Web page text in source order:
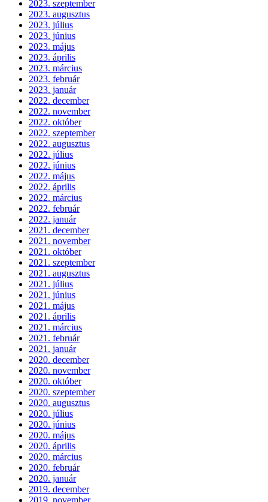
2023. szeptember
2023. augusztus
2023. július
2023. június
2023. május
2023. április
2023. március
2023. február
2023. január
2022. december
2022. november
2022. október
2022. szeptember
2022. augusztus
2022. július
2022. június
2022. május
2022. április
2022. március
2022. február
2022. január
2021. december
2021. november
2021. október
2021. szeptember
2021. augusztus
2021. július
2021. június
2021. május
2021. április
2021. március
2021. február
2021. január
2020. december
2020. november
2020. október
2020. szeptember
2020. augusztus
2020. július
2020. június
2020. május
2020. április
2020. március
2020. február
2020. január
2019. december
2019. november